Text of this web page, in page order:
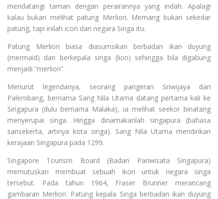
mendatangi taman dengan perairannya yang indah. Apalagi
kalau bukan melihat patung Merlion. Memang bukan sekedar
patung, tapi inilah icon dari negara Singa itu.
Patung Merlion biasa diasumsikan berbadan ikan duyung
(mermaid) dan berkepala singa (lion) sehingga bila digabung
menjadi “merlion”.
Menurut legendanya, seorang pangeran Sriwijaya dari
Palembang, bernama Sang Nila Utama datang pertama kali ke
Singapura (dulu bernama Malaka), ia melihat seekor binatang
menyerupai singa. Hingga dinamakanlah singapura (bahasa
sansekerta, artinya kota singa). Sang Nila Utama mendirikan
kerajaan Singapura pada 1299.
Singapore Tourism Board (Badan Pariwisata Singapura)
memutuskan membuat sebuah ikon untuk negara singa
tersebut. Pada tahun 1964, Fraser Brunner merancang
gambaran Merlion. Patung kepala Singa berbadan ikan duyung